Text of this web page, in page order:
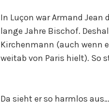
In Luçon war Armand Jean
lange Jahre Bischof.
Kirchenmann (auch wenn
weitab von Paris hielt). So
Da sieht er so harmlos